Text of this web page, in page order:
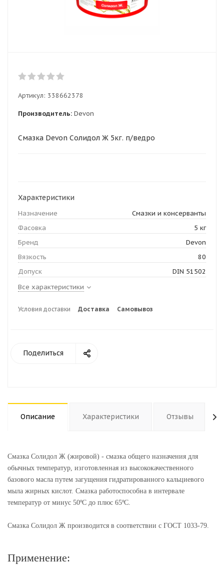
Артикул: 338662378
Производитель: Devon
Смазка Devon Солидол Ж 5кг. п/ведро
Характеристики
Назначение
Смазки и консерванты
Фасовка
5 кг
Бренд
Devon
Вязкость
80
Допуск
DIN 51502
Все характеристики
Условия доставки Доставка Самовывоз
Поделиться
Описание Характеристики Отзывы
Смазка Солидол Ж (жировой) - смазка общего назначения для
обычных температур, изготовленная из высококачественного
базового масла путем загущения гидратированного кальциевого
мыла жирных кислот. Смазка работоспособна в интервале
температур от минус 50ºС до плюс 65ºС.
Смазка Солидол Ж производится в соответствии с ГОСТ 1033-79.
Применение: